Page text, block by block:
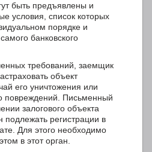
быть предъявлены и
условия, список которых
порядке и
банковского
требований, заемщик
объект
его уничтожения или
повреждений. Письменный
залогового объекта
регистрации в
Для этого необходимо
в этот орган.